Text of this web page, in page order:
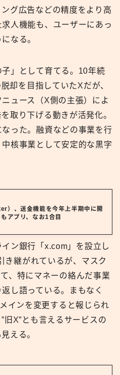
グ広告などの精度をより高
人機能も、ユーザーにあっ
なる。
」として育てる。10年続
却を目指していたXだが、
ュース（X側の主張）によ
取り下げる動きが活発化。
った。融資などの事業を行
核事業として安定的な黒字
）、送金機能を今年上半期中に開
アプリ、なお1合目
ン銀行「x.com」を設立し
き継がれているが、マスク
、特にマネーの絡んだ事業
し語っている。まもなく
インを変更すると報じられ
旧X”とも言えるサービスの
える。